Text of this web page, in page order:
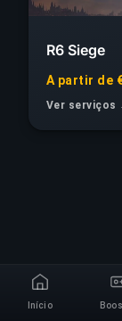
R6 Siege
A partir de
Ver serviços
Início